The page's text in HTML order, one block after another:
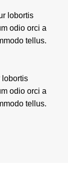
lobortis
odio orci a
tellus.
lobortis
odio orci a
tellus.